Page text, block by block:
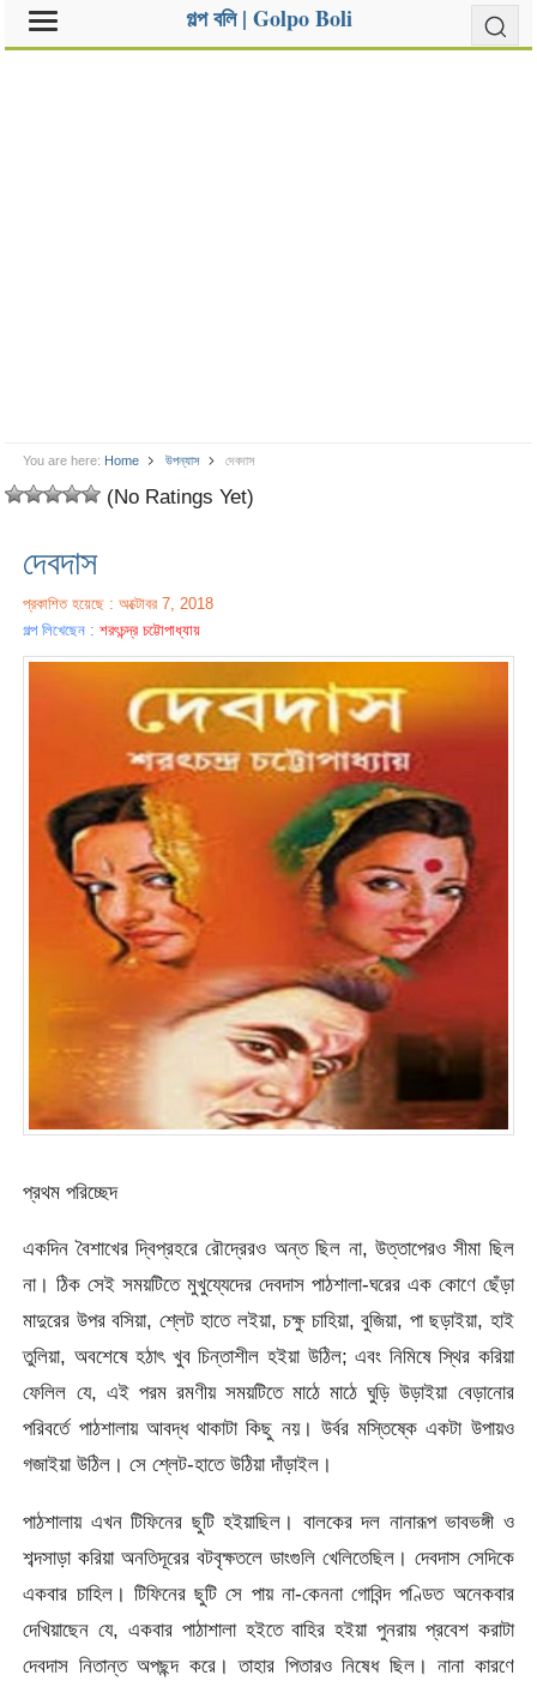
গল্প বলি | Golpo Boli
You are here: Home উপন্যাস দেবদাস
(No Ratings Yet)
দেবদাস
প্রকাশিত হয়েছে : অক্টোবর 7, 2018
গল্প লিখেছেন :শরৎচন্দ্র চট্টোপাধ্যায়
প্রথম পরিচ্ছেদ
একদিন বৈশাখের দ্বিপ্রহরে রৌদ্রেরও অন্ত ছিল না, উত্তাপেরও সীমা ছিল
না। ঠিক সেই সময়টিতে মুখুয্যেদের দেবদাস পাঠশালা-ঘরের এক কোণে ছেঁড়া
মাদুরের উপর বসিয়া, শ্লেট হাতে লইয়া, চক্ষু চাহিয়া, বুজিয়া, পা ছড়াইয়া, হাই
তুলিয়া, অবশেষে হঠাৎ খুব চিন্তাশীল হইয়া উঠিল; এবং নিমিষে স্থির করিয়া
ফেলিল যে, এই পরম রমণীয় সময়টিতে মাঠে মাঠে ঘুড়ি উড়াইয়া বেড়ানোর
পরিবর্তে পাঠশালায় আবদ্ধ থাকাটা কিছু নয়। উর্বর মস্তিষ্কে একটা উপায়ও
গজাইয়া উঠিল। সে শ্লেট-হাতে উঠিয়া দাঁড়াইল।
পাঠশালায় এখন টিফিনের ছুটি হইয়াছিল। বালকের দল নানারূপ ভাবভঙ্গী ও
শব্দসাড়া করিয়া অনতিদূরের বটবৃক্ষতলে ডাংগুলি খেলিতেছিল। দেবদাস সেদিকে
একবার চাহিল। টিফিনের ছুটি সে পায় না-কেননা গোবিন্দ পণ্ডিত অনেকবার
দেখিয়াছেন যে, একবার পাঠাশালা হইতে বাহির হইয়া পুনরায় প্রবেশ করাটা
দেবদাস নিতান্ত অপছন্দ করে। তাহার পিতারও নিষেধ ছিল। নানা কারণে